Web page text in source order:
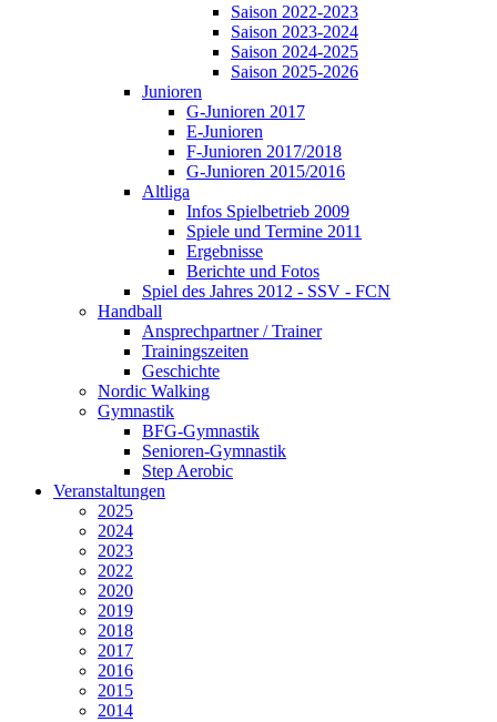
Saison 2022-2023
Saison 2023-2024
Saison 2024-2025
Saison 2025-2026
Junioren
G-Junioren 2017
E-Junioren
F-Junioren 2017/2018
G-Junioren 2015/2016
Altliga
Infos Spielbetrieb 2009
Spiele und Termine 2011
Ergebnisse
Berichte und Fotos
Spiel des Jahres 2012 - SSV - FCN
Handball
Ansprechpartner / Trainer
Trainingszeiten
Geschichte
Nordic Walking
Gymnastik
BFG-Gymnastik
Senioren-Gymnastik
Step Aerobic
Veranstaltungen
2025
2024
2023
2022
2020
2019
2018
2017
2016
2015
2014